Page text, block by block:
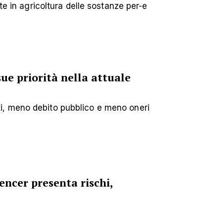
in agricoltura delle sostanze per-e
priorità nella attuale
meno debito pubblico e meno oneri
presenta rischi,